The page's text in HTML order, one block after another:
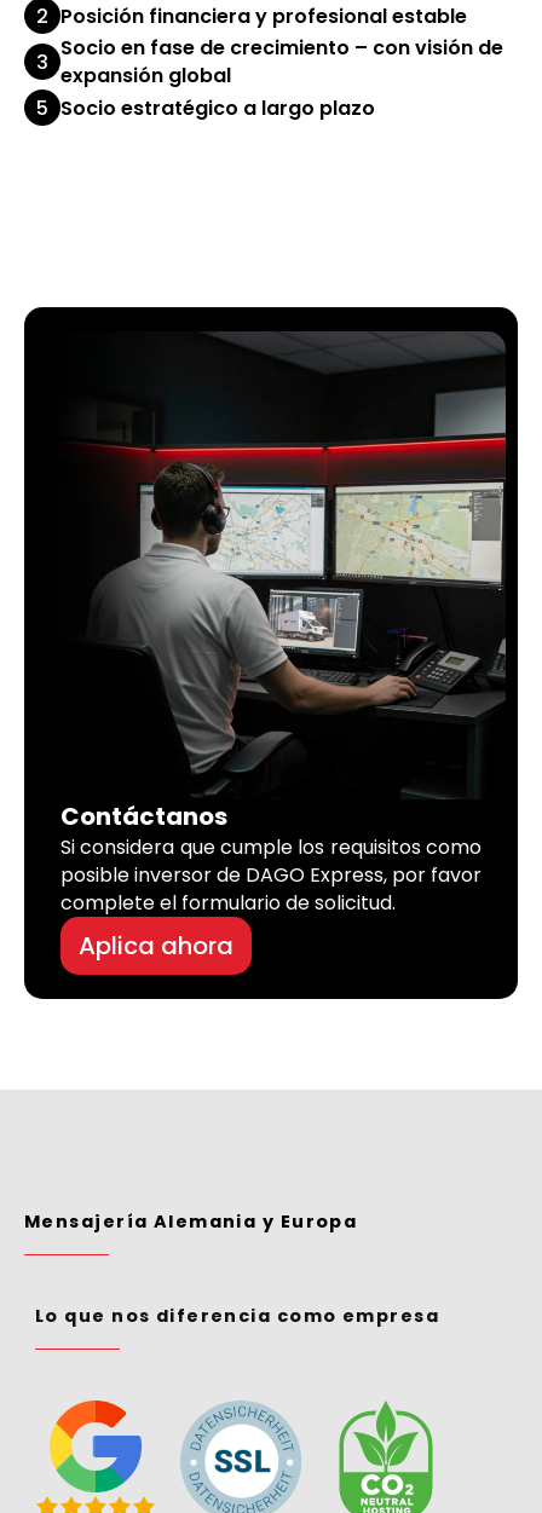
2 Posición financiera y profesional estable
3 Socio en fase de crecimiento – con visión de
expansión global
5 Socio estratégico a largo plazo
Contáctanos
Si considera que cumple los requisitos como
posible inversor de DAGO Express, por favor
complete el formulario de solicitud.
Aplica ahora
Mensajería Alemania y Europa
Lo que nos diferencia como empresa